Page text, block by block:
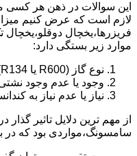
این سوالات در ذهن هر کسی
لازم است که عرض کنیم
فریزرها،یخچال
موارد زیر بستگی دارد:
نوع گاز (R600 یا R134)
وجود یا عدم وجود
نیاز یا عدم نیاز به
از مهم ترین دلایل تاثیر
سامسونگ،مواردی بود که در